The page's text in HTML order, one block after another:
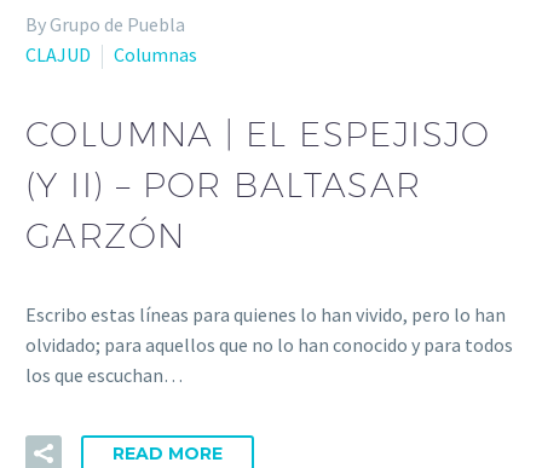
By Grupo de Puebla
CLAJUD
Columnas
COLUMNA | EL ESPEJISJO
(Y II) – POR BALTASAR
GARZÓN
Escribo estas líneas para quienes lo han vivido, pero lo han
olvidado; para aquellos que no lo han conocido y para todos
los que escuchan…
READ MORE